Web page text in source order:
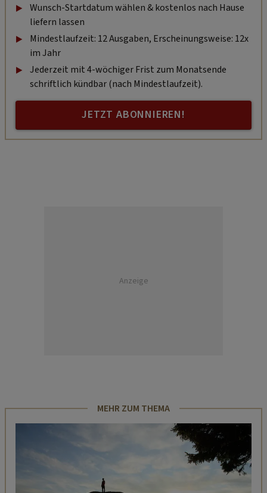
Wunsch-Startdatum wählen & kostenlos nach Hause
liefern lassen
Mindestlaufzeit: 12 Ausgaben, Erscheinungsweise: 12x
im Jahr
Jederzeit mit 4-wöchiger Frist zum Monatsende
schriftlich kündbar (nach Mindestlaufzeit).
JETZT ABONNIEREN!
Anzeige
MEHR ZUM THEMA